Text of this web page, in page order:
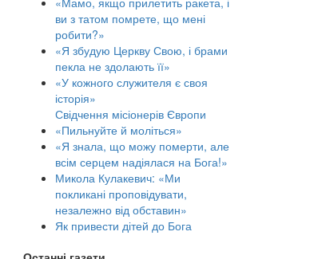
ви з татом помрете, що мені
робити?»
«Я збудую Церкву Свою, і брами
пекла не здолають її»
«У кожного служителя є своя
історія»
Свідчення місіонерів Європи
«Пильнуйте й моліться»
«Я знала, що можу померти, але
всім серцем надіялася на Бога!»
Микола Кулакевич: «Ми
покликані проповідувати,
незалежно від обставин»
Як привести дітей до Бога